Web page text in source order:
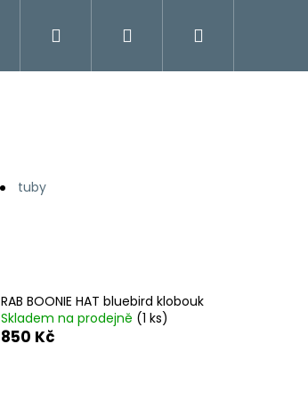
Moje objednávka
Přihlášení
tuby
RAB BOONIE HAT bluebird klobouk
Skladem na prodejně (1 ks)
850 Kč